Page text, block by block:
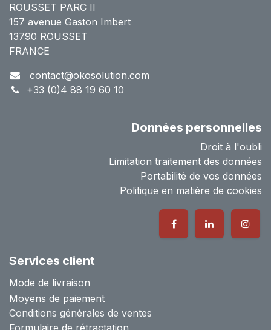
ROUSSET PARC II
157 avenue Gaston Imbert
13790 ROUSSET
FRANCE
contact@okosolution.com
+33 (0)4 88 19 60 10
Données personnelles
Droit à l'oubli
Limitation traitement des données
Portabilité de vos données
Politique en matière de cookies
Services client
Mode de livraison
Moyens de paiement
Conditions générales de ventes